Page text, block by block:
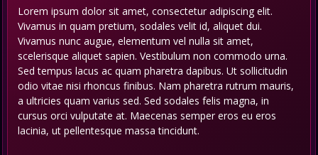
Lorem ipsum dolor sit amet, consectetur adipiscing elit.
Vivamus in quam pretium, sodales velit id, aliquet dui.
Vivamus nunc augue, elementum vel nulla sit amet,
scelerisque aliquet sapien. Vestibulum non commodo urna.
Sed tempus lacus ac quam pharetra dapibus. Ut sollicitudin
odio vitae nisi rhoncus finibus. Nam pharetra rutrum mauris,
a ultricies quam varius sed. Sed sodales felis magna, in
cursus orci vulputate at. Maecenas semper eros eu eros
lacinia, ut pellentesque massa tincidunt.